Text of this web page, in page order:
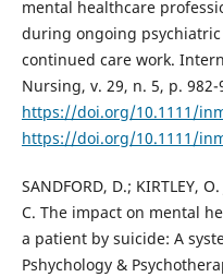
mental healthcare
during ongoing
continued care work.
Nursing, v. 29, n. 5, p. 982-
https://doi.org/10.1111/
https://doi.org/10.1111/
SANDFORD, D.; KIRTLEY,
C. The impact on mental
a patient by suicide: A
Pshychology &